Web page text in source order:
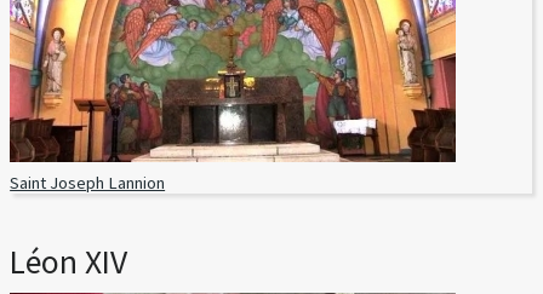
Saint Joseph Lannion
Léon XIV